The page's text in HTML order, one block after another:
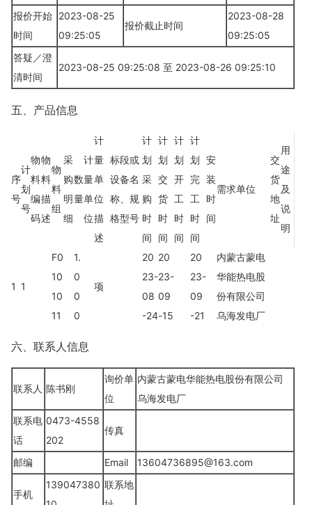
报价开始
时间
2023-08-25
09:25:05
报价截止时间
2023-08-28
09:25:05
答疑／澄
清时间
2023-08-25 09:25:08 至 2023-08-26 09:25:10
五、产品信息
序
号
计
划
号
物
料
编
码
物
料
描
述
物
料
组
采
购
明
细
数
量
计
量
单
位
计
量
单
位
描
述
标段或
设备名
称、规
格型号
计
划
采
购
时
间
计
划
交
货
时
间
计
划
开
工
时
间
计
划
完
工
时
间
安
装
时
间
需求单位
交
货
地
址
用
途
及
说
明
1 1
F0
10
10
11
1.
0
0
0
项
20
23-
08
-24
20
23-
09
-15
20
23-
09
-21
内蒙古蒙电
华能热电股
份有限公司
乌海发电厂
六、联系人信息
联系人 陈书刚
询价单
位
内蒙古蒙电华能热电股份有限公司
乌海发电厂
联系电
话
0473-4558
202
传真
邮编 Email 13604736895@163.com
手机
139047380 联系地